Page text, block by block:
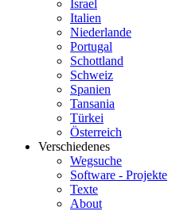
Israel
Italien
Niederlande
Portugal
Schottland
Schweiz
Spanien
Tansania
Türkei
Österreich
Verschiedenes
Wegsuche
Software - Projekte
Texte
About